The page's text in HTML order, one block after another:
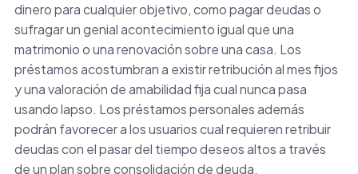
dinero para cualquier objetivo, como pagar deudas o
sufragar un genial acontecimiento igual que una
matrimonio o una renovación sobre una casa. Los
préstamos acostumbran a existir retribución al mes fijos
y una valoración de amabilidad fija cual nunca pasa
usando lapso. Los préstamos personales además
podrán favorecer a los usuarios cual requieren retribuir
deudas con el pasar del tiempo deseos altos a través
de un plan sobre consolidación de deuda.